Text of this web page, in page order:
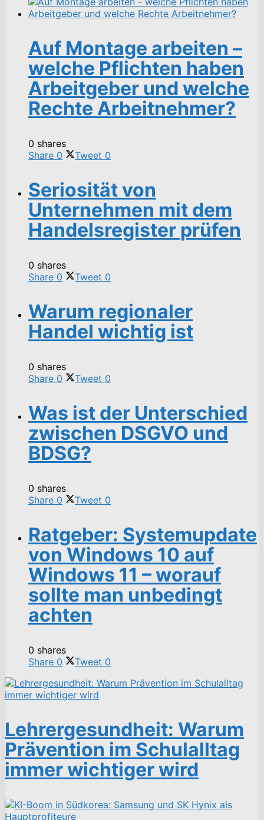
Auf Montage arbeiten –
welche Pflichten haben
Arbeitgeber und welche
Rechte Arbeitnehmer?
0 shares
Share 0 Tweet 0
Seriosität von
Unternehmen mit dem
Handelsregister prüfen
0 shares
Share 0 Tweet 0
Warum regionaler
Handel wichtig ist
0 shares
Share 0 Tweet 0
Was ist der Unterschied
zwischen DSGVO und
BDSG?
0 shares
Share 0 Tweet 0
Ratgeber: Systemupdate
von Windows 10 auf
Windows 11 – worauf
sollte man unbedingt
achten
0 shares
Share 0 Tweet 0
Lehrergesundheit: Warum
Prävention im Schulalltag
immer wichtiger wird